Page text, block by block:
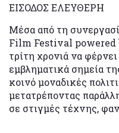
ΕΙΣΟΔΟΣ ΕΛΕΥΘΕΡΗ
Μέσα από τη
Film Festival powered
τρίτη χρονιά να
εμβληματικά σημεία
κοινό μοναδικές
μετατρέποντας
σε στιγμές τέχνης,